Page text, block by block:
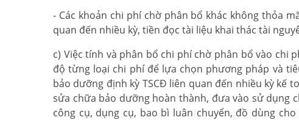
- Các khoản chi phí chờ phân bổ khác không thỏa
quan đến nhiều kỳ, tiền đọc tài liệu khai thác tài
c) Việc tính và phân bổ chi phí chờ phân bổ vào chi
độ từng loại chi phí để lựa chọn phương pháp và
bảo dưỡng định kỳ TSCĐ liên quan đến nhiều kỳ kế
sửa chữa bảo dưỡng hoàn thành, đưa vào sử dụng
công cụ, dụng cụ, bao bì luân chuyển, đồ dùng